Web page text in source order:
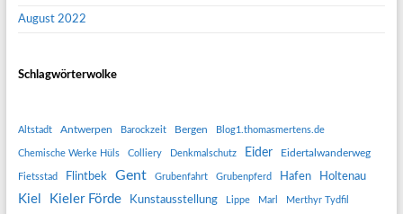
August 2022
Schlagwörterwolke
Altstadt Antwerpen Barockzeit Bergen Blog1.thomasmertens.de
Chemische Werke Hüls Colliery Denkmalschutz Eider Eidertalwanderweg
Fietsstad Flintbek Gent Grubenfahrt Grubenpferd Hafen Holtenau
Kiel Kieler Förde Kunstausstellung Lippe Marl Merthyr Tydfil